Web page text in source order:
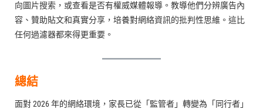
向圖片搜索，或查看是否有權威媒體報導。教導他們分辨廣告內
容、贊助貼文和真實分享，培養對網絡資訊的批判性思維。這比
任何過濾器都來得更重要。
總結
面對 2026 年的網絡環境，家長已從「監管者」轉變為「同行者」